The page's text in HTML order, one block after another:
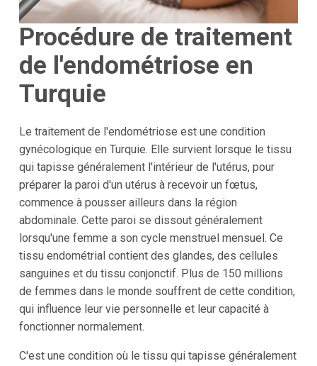
Procédure de traitement
de l'endométriose en
Turquie
Le traitement de l'endométriose est une condition
gynécologique en Turquie. Elle survient lorsque le tissu
qui tapisse généralement l'intérieur de l'utérus, pour
préparer la paroi d'un utérus à recevoir un fœtus,
commence à pousser ailleurs dans la région
abdominale. Cette paroi se dissout généralement
lorsqu'une femme a son cycle menstruel mensuel. Ce
tissu endométrial contient des glandes, des cellules
sanguines et du tissu conjonctif. Plus de 150 millions
de femmes dans le monde souffrent de cette condition,
qui influence leur vie personnelle et leur capacité à
fonctionner normalement.
C'est une condition où le tissu qui tapisse généralement